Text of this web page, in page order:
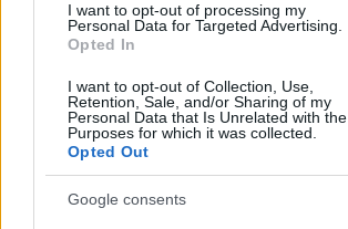
consent section.
I want to opt-out of processing my
Personal Data for Targeted Advertising.
Opted In
I want to opt-out of Collection, Use,
Retention, Sale, and/or Sharing of my
Personal Data that Is Unrelated with the
Purposes for which it was collected.
Opted Out
Google consents